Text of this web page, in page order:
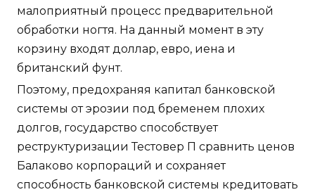
малоприятный процесс предварительной
обработки ногтя. На данный момент в эту
корзину входят доллар, евро, иена и
британский фунт.
Поэтому, предохраняя капитал банковской
системы от эрозии под бременем плохих
долгов, государство способствует
реструктуризации Тестовер П сравнить ценов
Балаково корпораций и сохраняет
способность банковской системы кредитовать